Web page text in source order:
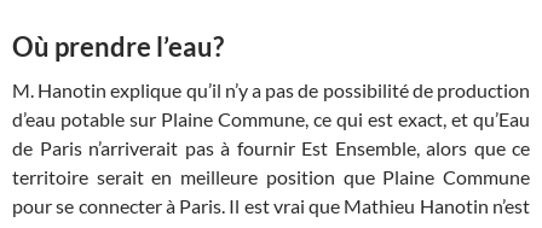
Où prendre l’eau?
M. Hanotin explique qu’il n’y a pas de possibilité de production
d’eau potable sur Plaine Commune, ce qui est exact, et qu’Eau
de Paris n’arriverait pas à fournir Est Ensemble, alors que ce
territoire serait en meilleure position que Plaine Commune
pour se connecter à Paris. Il est vrai que Mathieu Hanotin n’est